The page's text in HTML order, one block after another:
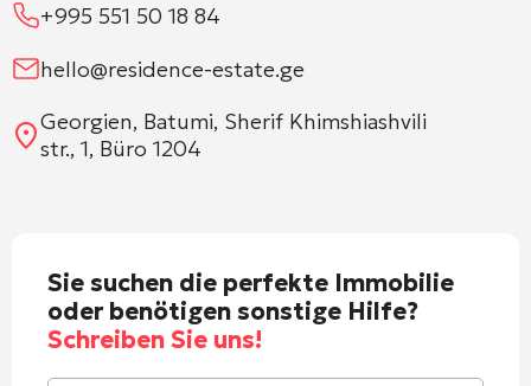
+995 551 50 18 84
hello@residence-estate.ge
Georgien, Batumi, Sherif Khimshiashvili
str., 1, Büro 1204
Sie suchen die perfekte Immobilie
oder benötigen sonstige Hilfe?
Schreiben Sie uns!